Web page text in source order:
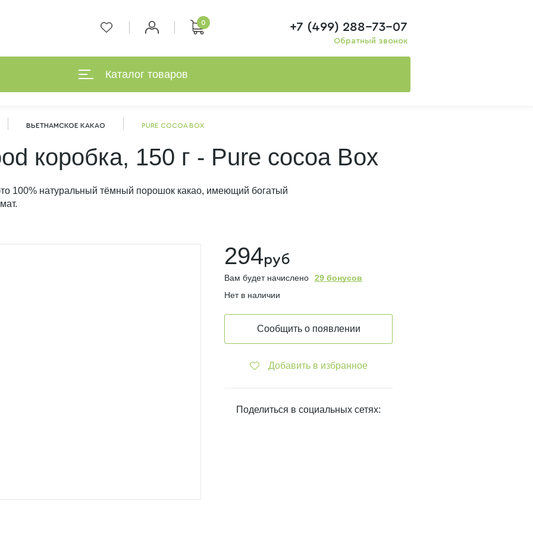
0
Каталог товаров
+7 (499) 288-73-07
Обратный звонок
ВЬЕТНАМСКОЕ КАКАО PURE COCOA BOX
коробка, 150 г - Pure cocoa Box
100% натуральный тёмный порошок какао, имеющий богатый
294руб
Вам будет начислено
29 бонусов
Нет в наличии
Сообщить о появлении
Добавить в избранное
Поделиться в социальных сетях: